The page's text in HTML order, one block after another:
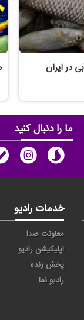
ما را دنبال کنید
خدمات رادیو
معاونت صدا
اپلیکیشن رادیو
پخش زنده
رادیو نما